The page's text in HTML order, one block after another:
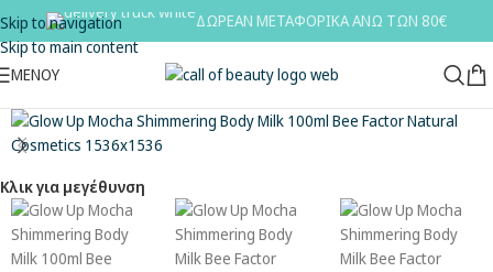
Skip to navigation
Skip to main content
ΔΩΡΕΑΝ ΜΕΤΑΦΟΡΙΚΑ ΑΝΩ ΤΩΝ 80€
ΜΕΝΟΥ
Κλικ για μεγέθυνση